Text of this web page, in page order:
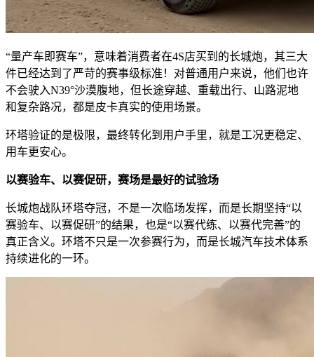
“量产车即赛车”，意味着消费者在4S店买到的长城炮，其三大
件已经达到了严苛的赛事级标准！对普通用户来说，他们也许
不会驶入N39°沙漠腹地，但长途穿越、重载出行、山路泥地
和复杂路况，都是皮卡真实的使用场景。
环塔验证的是极限，最终转化到用户手里，就是工况更稳定、
用车更安心。
以赛验车、以赛促研，赛场是最好的试验场
长城炮战队环塔夺冠，不是一次临场发挥，而是长期坚持“以
赛验车、以赛促研”的结果，也是“以赛代练、以赛代完善”的
真正含义。环塔不只是一次参赛行为，而是长城汽车技术体系
持续进化的一环。